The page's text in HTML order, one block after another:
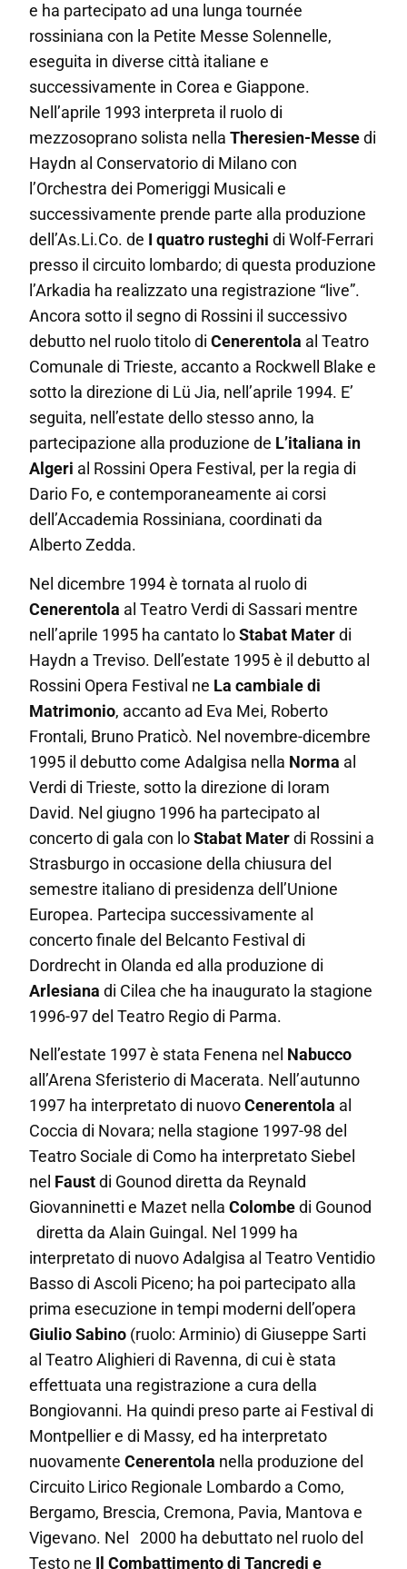
e ha partecipato ad una lunga tournée
rossiniana con la Petite Messe Solennelle,
eseguita in diverse città italiane e
successivamente in Corea e Giappone.
Nell’aprile 1993 interpreta il ruolo di
mezzosoprano solista nella Theresien-Messedi
Haydn al Conservatorio di Milano con
l’Orchestra dei Pomeriggi Musicali e
successivamente prende parte alla produzione
dell’As.Li.Co. de I quatro rusteghi di Wolf-Ferrari
presso il circuito lombardo; di questa produzione
l’Arkadia ha realizzato una registrazione “live”.
Ancora sotto il segno di Rossini il successivo
debutto nel ruolo titolo di Cenerentola al Teatro
Comunale di Trieste, accanto a Rockwell Blake e
sotto la direzione di Lü Jia, nell’aprile 1994. E’
seguita, nell’estate dello stesso anno, la
partecipazione alla produzione de L’italiana in
Algeri al Rossini Opera Festival, per la regia di
Dario Fo, e contemporaneamente ai corsi
dell’Accademia Rossiniana, coordinati da
Alberto Zedda.
Nel dicembre 1994 è tornata al ruolo di
Cenerentola al Teatro Verdi di Sassari mentre
nell’aprile 1995 ha cantato loStabat Materdi
Haydn a Treviso. Dell’estate 1995 è il debutto al
Rossini Opera Festival ne La cambiale di
Matrimonio, accanto ad Eva Mei, Roberto
Frontali, Bruno Praticò. Nel novembre-dicembre
1995 il debutto come Adalgisa nella Norma al
Verdi di Trieste, sotto la direzione di Ioram
David. Nel giugno 1996 ha partecipato al
concerto di gala con loStabat Materdi Rossini a
Strasburgo in occasione della chiusura del
semestre italiano di presidenza dell’Unione
Europea. Partecipa successivamente al
concerto finale del Belcanto Festival di
Dordrecht in Olanda ed alla produzione di
Arlesiana di Cilea che ha inaugurato la stagione
1996-97 del Teatro Regio di Parma.
Nell’estate 1997 è stata Fenena nel Nabucco
all’Arena Sferisterio di Macerata. Nell’autunno
1997 ha interpretato di nuovoCenerentola al
Coccia di Novara; nella stagione 1997-98 del
Teatro Sociale di Como ha interpretatoSiebel
nel Faustdi Gounod diretta da Reynald
Giovanninetti e Mazet nella Colombedi Gounod
diretta da Alain Guingal. Nel 1999 ha
interpretato di nuovoAdalgisa al Teatro Ventidio
Basso di Ascoli Piceno; ha poi partecipato alla
prima esecuzione in tempi moderni dell’opera
Giulio Sabino (ruolo: Arminio) di Giuseppe Sarti
al Teatro Alighieri di Ravenna, di cui è stata
effettuata una registrazione a cura della
Bongiovanni. Ha quindi preso parte ai Festival di
Montpellier e di Massy, ed ha interpretato
nuovamente Cenerentola nella produzione del
Circuito Lirico Regionale Lombardo a Como,
Bergamo, Brescia, Cremona, Pavia, Mantova e
Vigevano. Nel 2000 ha debuttato nel ruolo del
Testo ne Il Combattimento di Tancredi e